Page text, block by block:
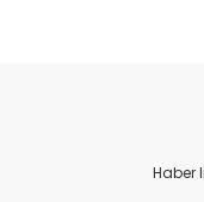
Ürün resmi
Ürün
Haber